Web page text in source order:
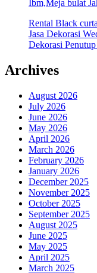
Ibm,Meja bulat
Rental Black
Jasa Dekorasi
Dekorasi
Archives
August 2026
July 2026
June 2026
May 2026
April 2026
March 2026
February 2026
January 2026
December 2025
November 2025
October 2025
September 2025
August 2025
June 2025
May 2025
April 2025
March 2025